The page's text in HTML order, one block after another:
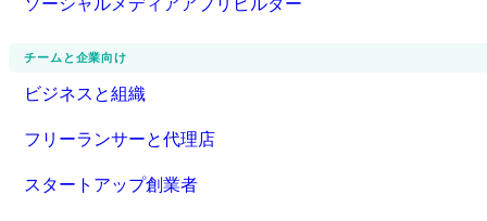
ソーシャルメディアアプリビルダー
チームと企業向け
ビジネスと組織
フリーランサーと代理店
スタートアップ創業者